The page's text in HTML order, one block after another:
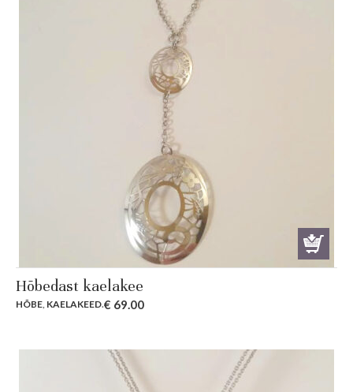
Hõbedast kaelakee
HÕBE, KAELAKEED.€ 69.00